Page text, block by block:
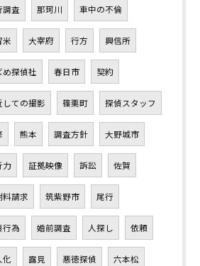
調査 那珂川 車中の不倫
米 大宰府 行方 興信所
め探偵社 春日市 契約
しての撮影 篠栗町 探偵スタッフ
熊本 調査方針 大野城市
力 証拠映像 訴訟 佐賀
料請求 筑紫野市 尾行
行為 婚前調査 人探し 依頼
化 露見 悪徳探偵 六本松